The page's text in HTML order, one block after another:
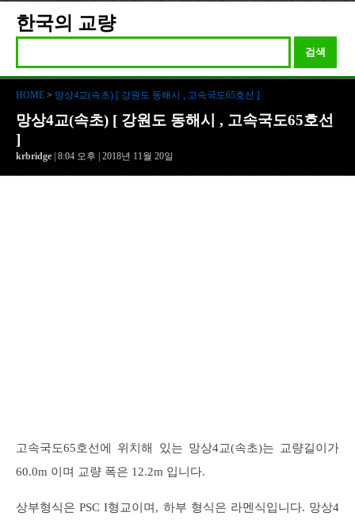
한국의 교량
검색
HOME > 망상4교(속초) [ 강원도 동해시 , 고속국도65호선 ]
망상4교(속초) [ 강원도 동해시 , 고속국도65호선
]
krbridge | 8:04 오후 | 2018년 11월 20일
고속국도65호선에 위치해 있는 망상4교(속초)는 교량길이가
60.0m 이며 교량 폭은 12.2m 입니다.
상부형식은 PSC I형교이며, 하부 형식은 라멘식입니다. 망상4